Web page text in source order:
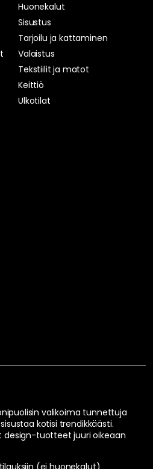
valikoima tunnettuja
kotisi trendikkäästi.
tuotteet juuri oikeaan
Huonekalut
Sisustus
Tarjoilu ja kattaminen
Valaistus
Tekstiilit ja matot
Keittiö
Ulkotilat